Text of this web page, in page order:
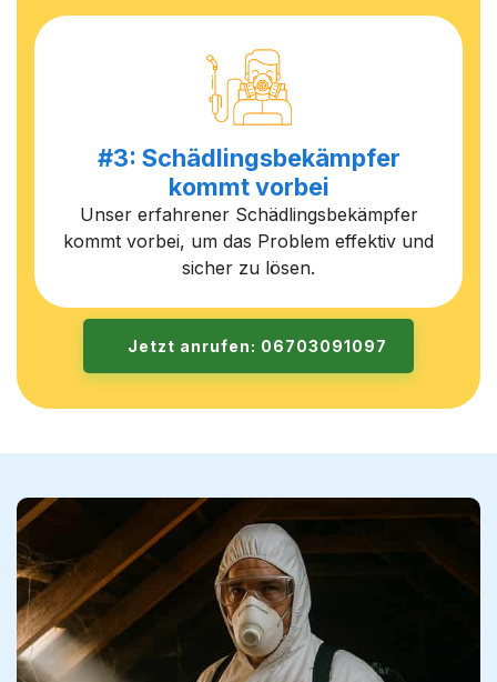
#3: Schädlingsbekämpfer
kommt vorbei
Unser erfahrener Schädlingsbekämpfer
kommt vorbei, um das Problem effektiv und
sicher zu lösen.
Jetzt anrufen: 06703091097